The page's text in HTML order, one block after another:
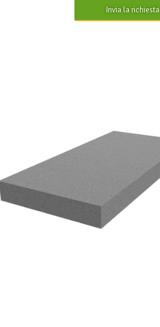
Invia la richiesta
EPS NeoB 031 T100